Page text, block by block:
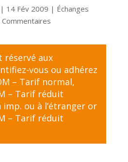
| 14 Fév 2009 | Échanges
réservé aux
vous ou adhérez
– Tarif normal,
– Tarif réduit
ou à l’étrangeror
– Tarif réduit